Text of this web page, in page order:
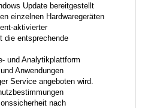
Update bereitgestellt
einzelnen Hardwaregeräten
aktivierter
die entsprechende
und Analytikplattform
Anwendungen
Service angeboten wird.
nach